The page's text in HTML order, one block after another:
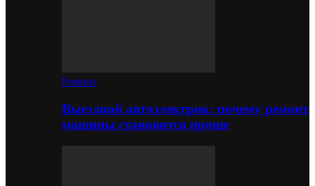
Ремонт
Выездной автоэлектрик: почему ремонт
машины становится проще